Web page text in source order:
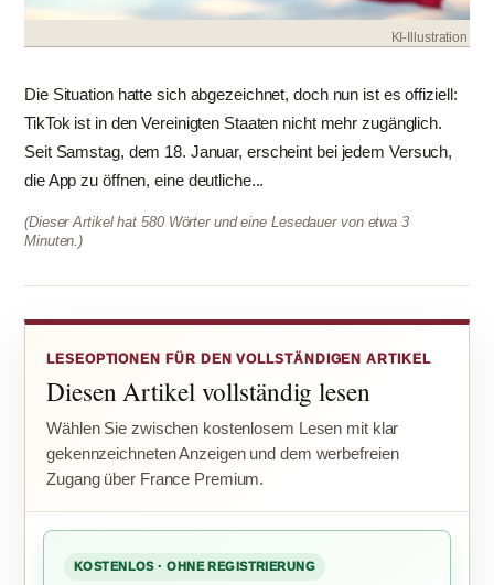
KI-Illustration
Die Situation hatte sich abgezeichnet, doch nun ist es offiziell:
TikTok ist in den Vereinigten Staaten nicht mehr zugänglich.
Seit Samstag, dem 18. Januar, erscheint bei jedem Versuch,
die App zu öffnen, eine deutliche...
(Dieser Artikel hat 580 Wörter und eine Lesedauer von etwa 3
Minuten.)
LESEOPTIONEN FÜR DEN VOLLSTÄNDIGEN ARTIKEL
Diesen Artikel vollständig lesen
Wählen Sie zwischen kostenlosem Lesen mit klar
gekennzeichneten Anzeigen und dem werbefreien
Zugang über France Premium.
KOSTENLOS · OHNE REGISTRIERUNG